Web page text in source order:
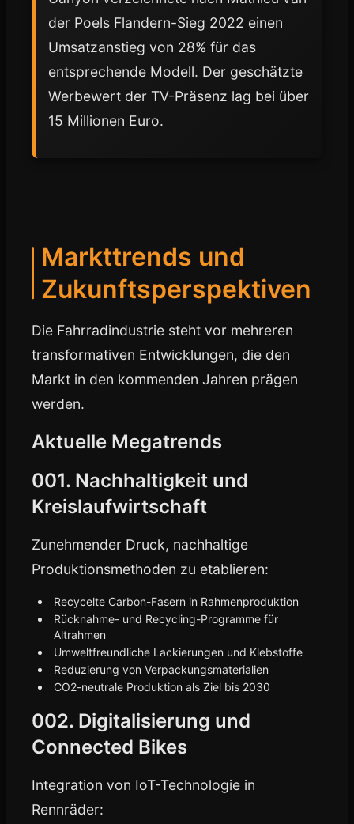
der Poels Flandern-Sieg 2022 einen
Umsatzanstieg von 28% für das
entsprechende Modell. Der geschätzte
Werbewert der TV-Präsenz lag bei über
15 Millionen Euro.
Markttrends und
Zukunftsperspektiven
Die Fahrradindustrie steht vor mehreren
transformativen Entwicklungen, die den
Markt in den kommenden Jahren prägen
werden.
Aktuelle Megatrends
001. Nachhaltigkeit und
Kreislaufwirtschaft
Zunehmender Druck, nachhaltige
Produktionsmethoden zu etablieren:
Recycelte Carbon-Fasern in Rahmenproduktion
Rücknahme- und Recycling-Programme für
Altrahmen
Umweltfreundliche Lackierungen und Klebstoffe
Reduzierung von Verpackungsmaterialien
CO2-neutrale Produktion als Ziel bis 2030
002. Digitalisierung und
Connected Bikes
Integration von IoT-Technologie in
Rennräder: